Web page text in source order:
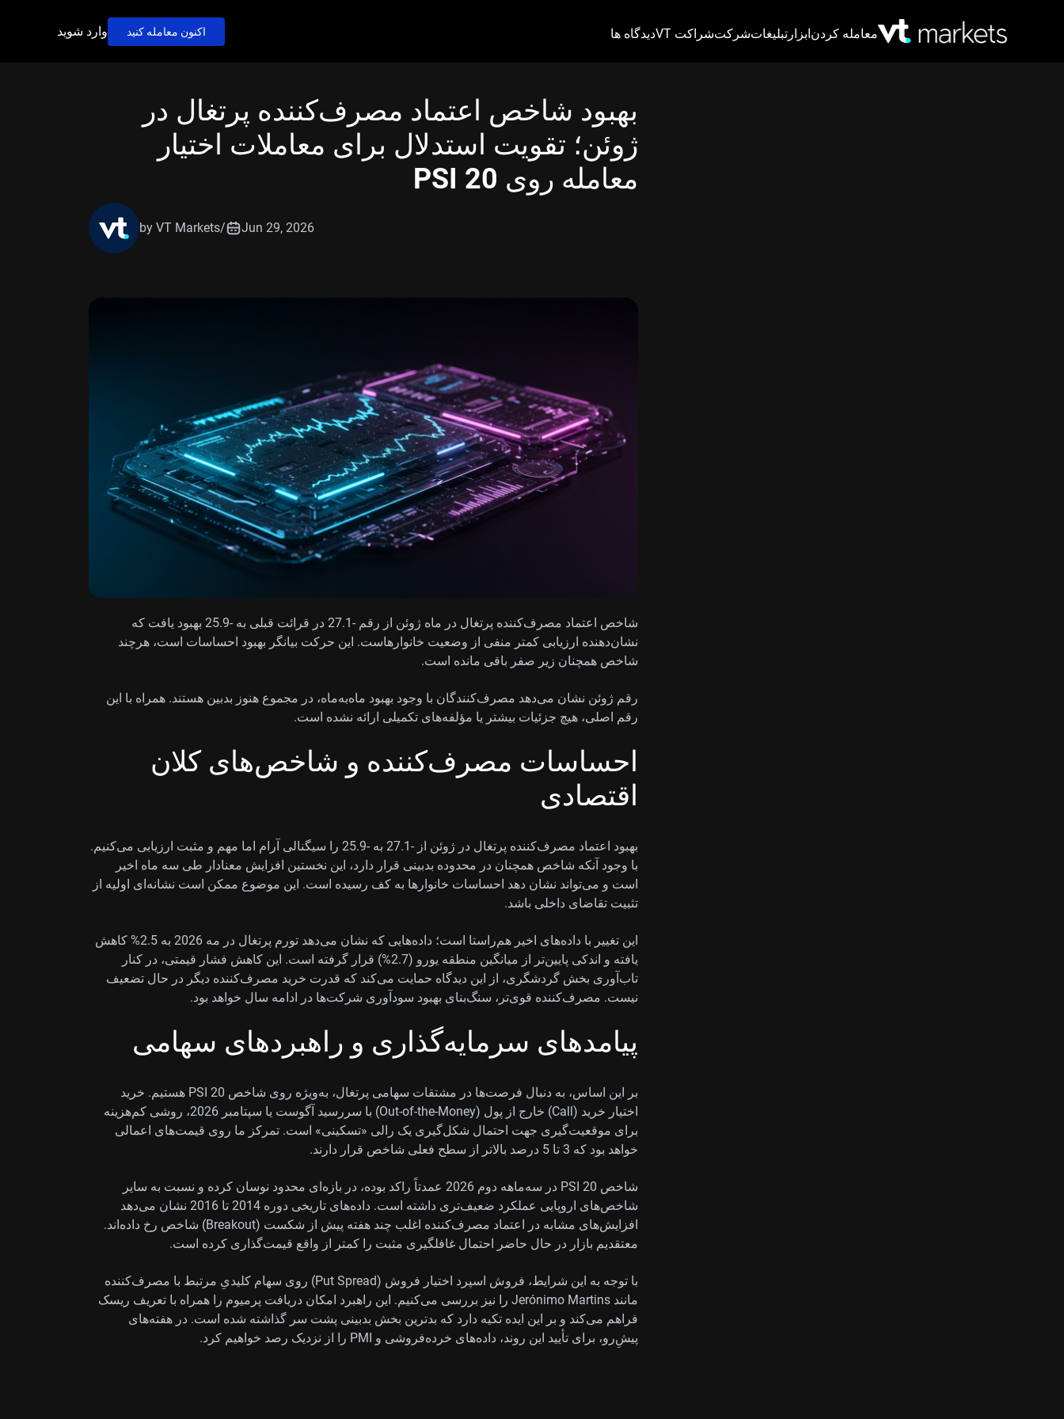
معامله کردنابزار تبلیغاتشرکتشراکت VT دیدگاه ها اکنون معامله کنید وارد شوید
بهبود شاخص اعتماد مصرف‌کننده پرتغال در
ژوئن؛ تقویت استدلال برای معاملات اختیار
معامله روی PSI 20
by VT Markets/ Jun 29, 2026
شاخص اعتماد مصرف‌کننده پرتغال در ماه ژوئن از رقم -27.1 در قرائت قبلی به -25.9 بهبود یافت که
نشان‌دهنده ارزیابی کمتر منفی از وضعیت خانوارهاست. این حرکت بیانگر بهبود احساسات است، هرچند
شاخص همچنان زیر صفر باقی مانده است.
رقم ژوئن نشان می‌دهد مصرف‌کنندگان با وجود بهبود ماه‌به‌ماه، در مجموع هنوز بدبین هستند. همراه با این
رقم اصلی، هیچ جزئیات بیشتر یا مؤلفه‌های تکمیلی ارائه نشده است.
احساسات مصرف‌کننده و شاخص‌های کلان
اقتصادی
بهبود اعتماد مصرف‌کننده پرتغال در ژوئن از -27.1 به -25.9 را سیگنالی آرام اما مهم و مثبت ارزیابی می‌کنیم.
با وجود آنکه شاخص همچنان در محدوده بدبینی قرار دارد، این نخستین افزایش معنادار طی سه ماه اخیر
است و می‌تواند نشان دهد احساسات خانوارها به کف رسیده است. این موضوع ممکن است نشانه‌ای اولیه از
تثبیت تقاضای داخلی باشد.
این تغییر با داده‌های اخیر هم‌راستا است؛ داده‌هایی که نشان می‌دهد تورم پرتغال در مه 2026 به 2.5% کاهش
یافته و اندکی پایین‌تر از میانگین منطقه یورو (2.7%) قرار گرفته است. این کاهش فشار قیمتی، در کنار
تاب‌آوری بخش گردشگری، از این دیدگاه حمایت می‌کند که قدرت خرید مصرف‌کننده دیگر در حال تضعیف
نیست. مصرف‌کننده قوی‌تر، سنگ‌بنای بهبود سودآوری شرکت‌ها در ادامه سال خواهد بود.
پیامدهای سرمایه‌گذاری و راهبردهای سهامی
بر این اساس، به دنبال فرصت‌ها در مشتقات سهامی پرتغال، به‌ویژه روی شاخص PSI 20 هستیم. خرید
اختیار خرید (Call) خارج از پول (Out-of-the-Money) با سررسید آگوست یا سپتامبر 2026، روشی کم‌هزینه
برای موقعیت‌گیری جهت احتمال شکل‌گیری یک رالی «تسکینی» است. تمرکز ما روی قیمت‌های اعمالی
خواهد بود که 3 تا 5 درصد بالاتر از سطح فعلی شاخص قرار دارند.
شاخص PSI 20 در سه‌ماهه دوم 2026 عمدتاً راکد بوده، در بازه‌ای محدود نوسان کرده و نسبت به سایر
شاخص‌های اروپایی عملکرد ضعیف‌تری داشته است. داده‌های تاریخی دوره 2014 تا 2016 نشان می‌دهد
افزایش‌های مشابه در اعتماد مصرف‌کننده اغلب چند هفته پیش از شکست (Breakout) شاخص رخ داده‌اند.
معتقدیم بازار در حال حاضر احتمال غافلگیری مثبت را کمتر از واقع قیمت‌گذاری کرده است.
با توجه به این شرایط، فروش اسپرد اختیار فروش (Put Spread) روی سهام کلیدیِ مرتبط با مصرف‌کننده
مانند Jerónimo Martins را نیز بررسی می‌کنیم. این راهبرد امکان دریافت پرمیوم را همراه با تعریف ریسک
فراهم می‌کند و بر این ایده تکیه دارد که بدترین بخش بدبینی پشت سر گذاشته شده است. در هفته‌های
پیشِ‌رو، برای تأیید این روند، داده‌های خرده‌فروشی و PMI را از نزدیک رصد خواهیم کرد.